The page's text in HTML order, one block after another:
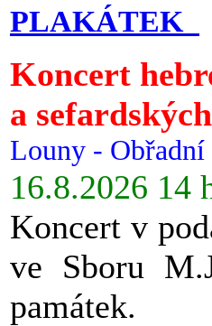
PLAKÁTEK
Koncert
a
Louny -
16.8.2026 14
Koncert v
ve Sboru
památek.